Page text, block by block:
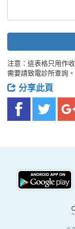
注意：這表格只用作
需要請致電診所查詢。
分享此頁